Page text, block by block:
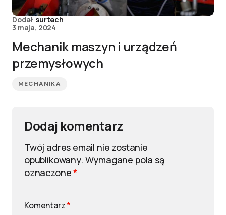
Dodał surtech
3 maja, 2024
Mechanik maszyn i urządzeń
przemysłowych
MECHANIKA
Dodaj komentarz
Twój adres email nie zostanie
opublikowany. Wymagane pola są
oznaczone*
Komentarz*